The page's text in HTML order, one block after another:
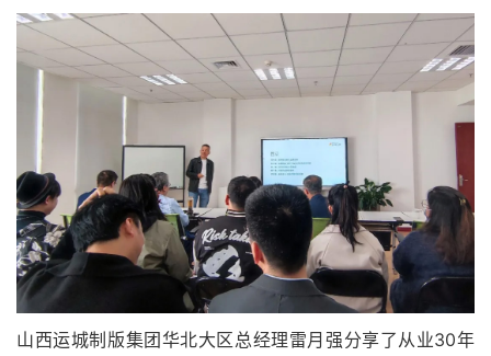
山西运城制版集团华北大区总经理雷月强分享了从业30年